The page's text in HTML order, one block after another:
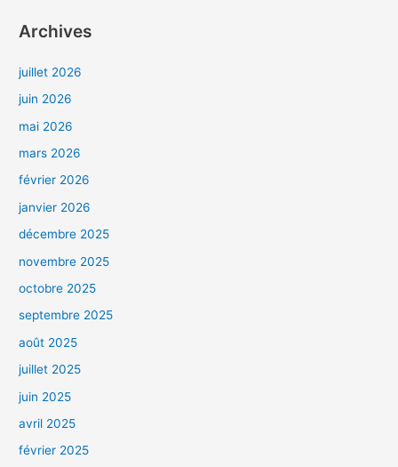
Archives
juillet 2026
juin 2026
mai 2026
mars 2026
février 2026
janvier 2026
décembre 2025
novembre 2025
octobre 2025
septembre 2025
août 2025
juillet 2025
juin 2025
avril 2025
février 2025